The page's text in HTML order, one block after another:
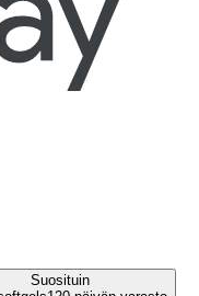
Suosituin